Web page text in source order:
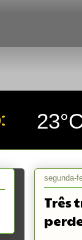
segunda-
Três